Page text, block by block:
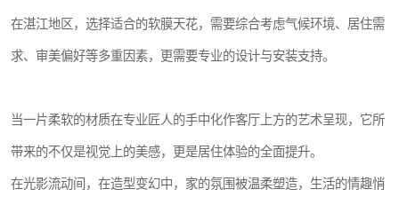
在湛江地区，选择适合的软膜天花，需要综合考虑气候环境、居住需
求、审美偏好等多重因素，更需要专业的设计与安装支持。
当一片柔软的材质在专业匠人的手中化作客厅上方的艺术呈现，它所
带来的不仅是视觉上的美感，更是居住体验的全面提升。
在光影流动间，在造型变幻中，家的氛围被温柔塑造，生活的情趣悄